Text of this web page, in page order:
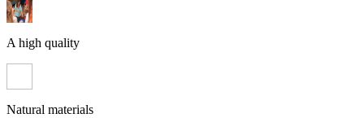
A high quality
Natural materials